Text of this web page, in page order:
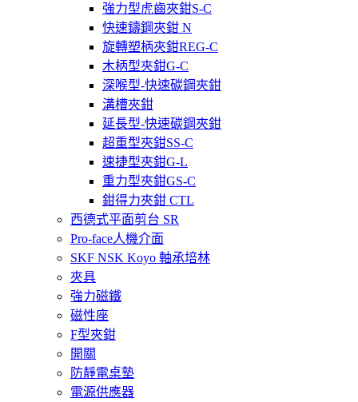
強力型虎齒夾鉗S-C
快速鑄鋼夾鉗 N
旋轉塑柄夾鉗REG-C
木柄型夾鉗G-C
深喉型-快速碳鋼夾鉗
溝槽夾鉗
延長型-快速碳鋼夾鉗
超重型夾鉗SS-C
速捷型夾鉗G-L
重力型夾鉗GS-C
鉗得力夾鉗 CTL
西德式平面剪台 SR
Pro-face人機介面
SKF NSK Koyo 軸承培林
夾具
強力磁鐵
磁性座
F型夾鉗
開關
防靜電桌墊
電源供應器